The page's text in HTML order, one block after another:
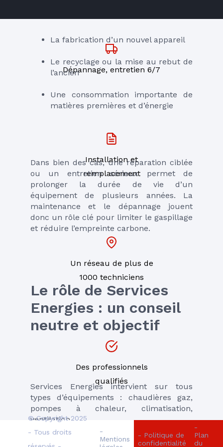
La fabrication d’un nouvel appareil
Le recyclage ou la mise au rebut de
l’ancien
Une consommation importante de
matières premières et d’énergie
Dans bien des cas, une réparation ciblée
ou un entretien sérieux permet de
prolonger la durée de vie d’un
équipement de plusieurs années. La
maintenance et le dépannage jouent
donc un rôle clé pour limiter le gaspillage
et réduire l’empreinte carbone.
Le rôle de Services
Energies : un conseil
neutre et objectif
Services Energies intervient sur tous
types d’équipements : chaudières gaz,
pompes à chaleur, climatisation,
ventilation…
Dépannage, entretien 6/7
Installation et
remplacement
Un réseau de plus de
1000 techniciens
Des professionnels
qualifiés
© Copyright 2025
- Tous droits
-
Mentions
- Politique de
confidentialité
-
Plan
du